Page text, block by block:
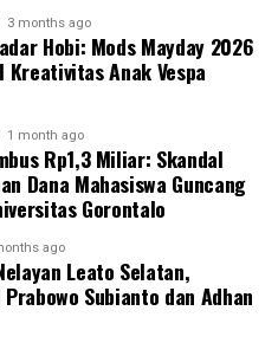
jangkauan skema
dicanangkan pemerintah.
tinggi, dinas
desa seperti
pembentukan
Dr. Vivien.
antusias agenda
layanan
sekaligus berkonsultasi
sehat (PHBS)
3 months ago
Hobi: Mods Mayday 2026
Kreativitas Anak Vespa
1 month ago
Rp1,3 Miliar: Skandal
Dana Mahasiswa Guncang
Gorontalo
ago
Leato Selatan,
Subianto dan Adhan